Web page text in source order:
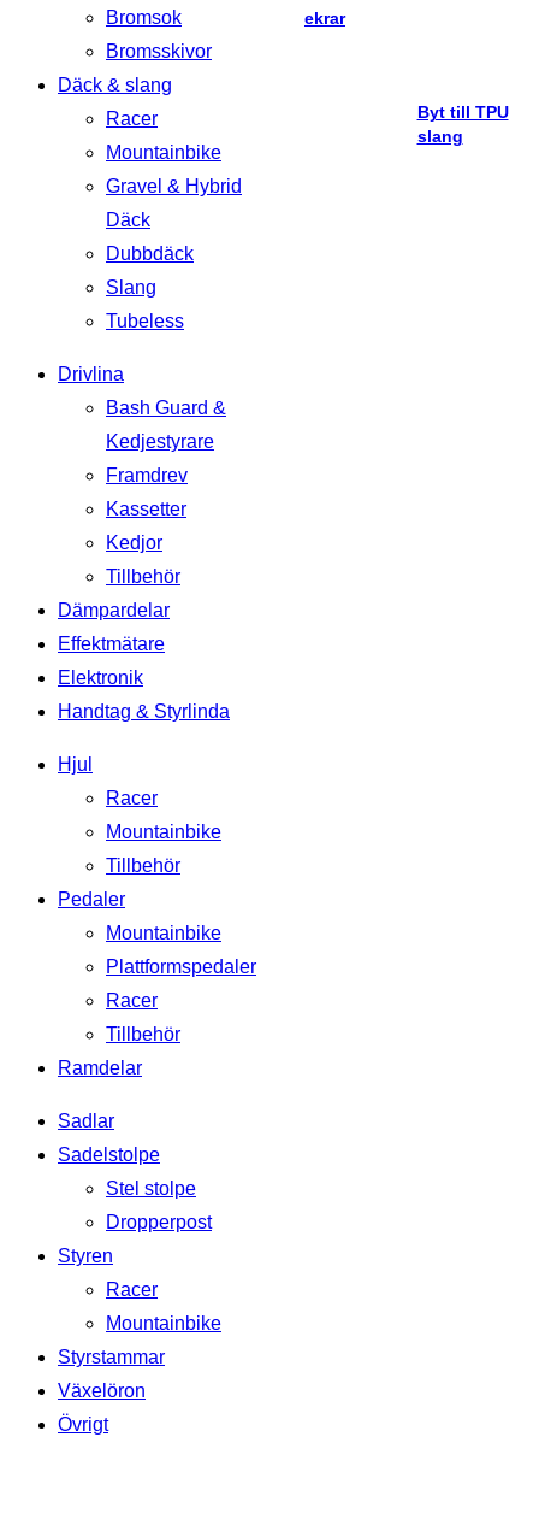
Bromsok
Bromsskivor
Däck & slang
Racer
Mountainbike
Gravel & Hybrid
Däck
Dubbdäck
Slang
Tubeless
Drivlina
Bash Guard &
Kedjestyrare
Framdrev
Kassetter
Kedjor
Tillbehör
Dämpardelar
Effektmätare
Elektronik
Handtag & Styrlinda
Hjul
Racer
Mountainbike
Tillbehör
Pedaler
Mountainbike
Plattformspedaler
Racer
Tillbehör
Ramdelar
Sadlar
Sadelstolpe
Stel stolpe
Dropperpost
Styren
Racer
Mountainbike
Styrstammar
Växelöron
Övrigt
ekrar
Byt till TPU
slang